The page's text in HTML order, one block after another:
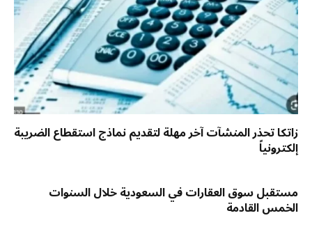
زاتكا تحذر المنشآت آخر مهلة لتقديم نماذج استقطاع الضريبة
إلكترونياً
مستقبل سوق العقارات في السعودية خلال السنوات
الخمس القادمة